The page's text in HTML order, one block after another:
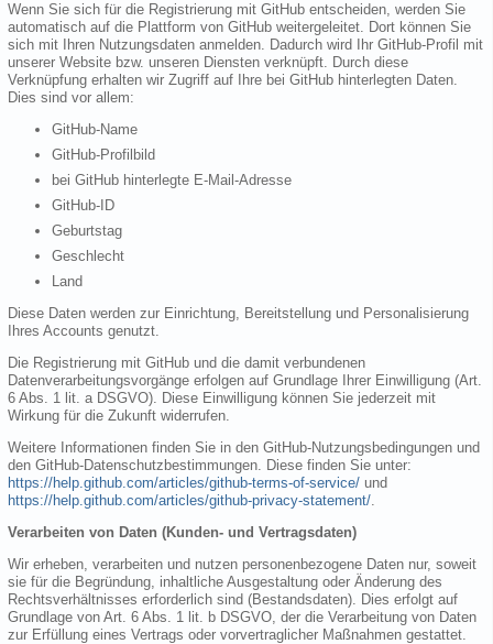
Wenn Sie sich für die Registrierung mit GitHub entscheiden, werden Sie
automatisch auf die Plattform von GitHub weitergeleitet. Dort können Sie
sich mit Ihren Nutzungsdaten anmelden. Dadurch wird Ihr GitHub-Profil mit
unserer Website bzw. unseren Diensten verknüpft. Durch diese
Verknüpfung erhalten wir Zugriff auf Ihre bei GitHub hinterlegten Daten.
Dies sind vor allem:
GitHub-Name
GitHub-Profilbild
bei GitHub hinterlegte E-Mail-Adresse
GitHub-ID
Geburtstag
Geschlecht
Land
Diese Daten werden zur Einrichtung, Bereitstellung und Personalisierung
Ihres Accounts genutzt.
Die Registrierung mit GitHub und die damit verbundenen
Datenverarbeitungsvorgänge erfolgen auf Grundlage Ihrer Einwilligung (Art.
6 Abs. 1 lit. a DSGVO). Diese Einwilligung können Sie jederzeit mit
Wirkung für die Zukunft widerrufen.
Weitere Informationen finden Sie in den GitHub-Nutzungsbedingungen und
den GitHub-Datenschutzbestimmungen. Diese finden Sie unter:
https://help.github.com/articles/github-terms-of-service/ und
https://help.github.com/articles/github-privacy-statement/.
Verarbeiten von Daten (Kunden- und Vertragsdaten)
Wir erheben, verarbeiten und nutzen personenbezogene Daten nur, soweit
sie für die Begründung, inhaltliche Ausgestaltung oder Änderung des
Rechtsverhältnisses erforderlich sind (Bestandsdaten). Dies erfolgt auf
Grundlage von Art. 6 Abs. 1 lit. b DSGVO, der die Verarbeitung von Daten
zur Erfüllung eines Vertrags oder vorvertraglicher Maßnahmen gestattet.